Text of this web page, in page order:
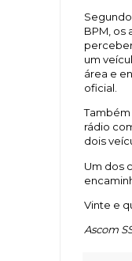
BPM, os
um
área e
oficial.
Também
rádio
dois
Um dos
Vinte e
Ascom